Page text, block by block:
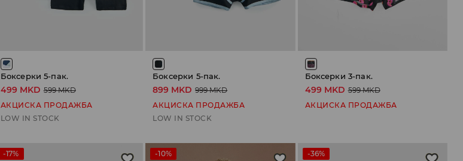
Боксерки 5-пак.
499 MKD 599 MKD
АКЦИСКА ПРОДАЖБА
LOW IN STOCK
Боксерки 5-пак.
899 MKD 999 MKD
АКЦИСКА ПРОДАЖБА
LOW IN STOCK
Боксерки 3-пак.
499 MKD 599 MKD
АКЦИСКА ПРОДАЖБА
-17% -10% -36%